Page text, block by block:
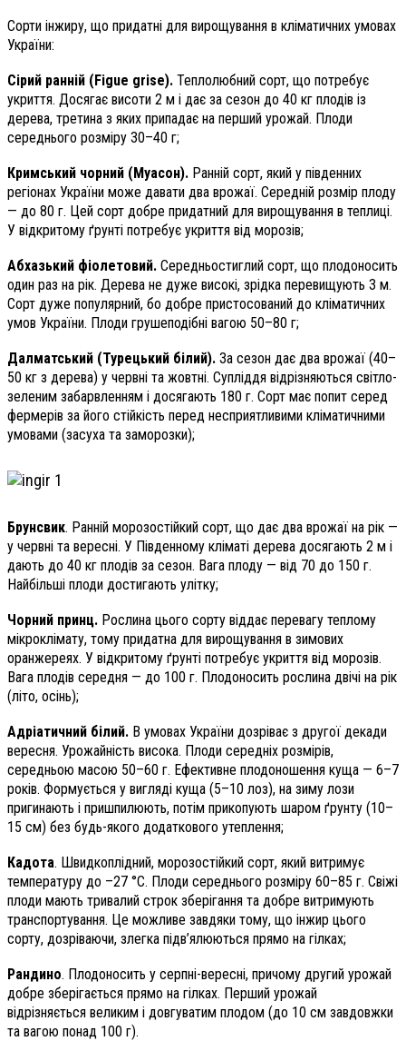
Сорти інжиру, що придатні для вирощування в кліматичних умовах
України:
Сірий ранній (Figue grise). Теплолюбний сорт, що потребує
укриття. Досягає висоти 2 м і дає за сезон до 40 кг плодів із
дерева, третина з яких припадає на перший урожай. Плоди
середнього розміру 30–40 г;
Кримський чорний (Муасон). Ранній сорт, який у південних
регіонах України може давати два врожаї. Середній розмір плоду
— до 80 г. Цей сорт добре придатний для вирощування в теплиці.
У відкритому ґрунті потребує укриття від морозів;
Абхазький фіолетовий. Середньостиглий сорт, що плодоносить
один раз на рік. Дерева не дуже високі, зрідка перевищують 3 м.
Сорт дуже популярний, бо добре пристосований до кліматичних
умов України. Плоди грушеподібні вагою 50–80 г;
Далматський (Турецький білий). За сезон дає два врожаї (40–
50 кг з дерева) у червні та жовтні. Супліддя відрізняються світло-
зеленим забарвленням і досягають 180 г. Сорт має попит серед
фермерів за його стійкість перед несприятливими кліматичними
умовами (засуха та заморозки);
Брунсвик. Ранній морозостійкий сорт, що дає два врожаї на рік —
у червні та вересні. У Південному кліматі дерева досягають 2 м і
дають до 40 кг плодів за сезон. Вага плоду — від 70 до 150 г.
Найбільші плоди достигають улітку;
Чорний принц. Рослина цього сорту віддає перевагу теплому
мікроклімату, тому придатна для вирощування в зимових
оранжереях. У відкритому ґрунті потребує укриття від морозів.
Вага плодів середня — до 100 г. Плодоносить рослина двічі на рік
(літо, осінь);
Адріатичний білий. В умовах України дозріває з другої декади
вересня. Урожайність висока. Плоди середніх розмірів,
середньою масою 50–60 г. Ефективне плодоношення куща — 6–7
років. Формується у вигляді куща (5–10 лоз), на зиму лози
пригинають і пришпилюють, потім прикопують шаром ґрунту (10–
15 см) без будь-якого додаткового утеплення;
Кадота. Швидкоплідний, морозостійкий сорт, який витримує
температуру до –27 °С. Плоди середнього розміру 60–85 г. Свіжі
плоди мають тривалий строк зберігання та добре витримують
транспортування. Це можливе завдяки тому, що інжир цього
сорту, дозріваючи, злегка підв’ялюються прямо на гілках;
Рандино. Плодоносить у серпні-вересні, причому другий урожай
добре зберігається прямо на гілках. Перший урожай
відрізняється великим і довгуватим плодом (до 10 см завдовжки
та вагою понад 100 г).